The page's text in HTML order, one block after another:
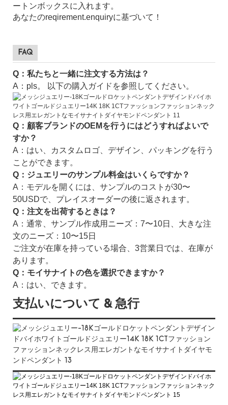
ートンボックスに入れます。
あなたのreqirement.enquiryに基づいて！
FAQ
Q：私たちと一緒に注文する方法は？
A：pls。 以下の購入ガイドを参照してください。
Q：顧客ブランドのOEMを行うにはどうすればよいで
すか？
A：はい、カスタムロゴ、デザイン、パッキングを行う
ことができます。
Q：ジュエリーのサンプル料金はいくらですか？
A：モデルを開くには、サンプルのコストが30〜
50USDで、プレイスオーダーの後に返されます。
Q：注文を出荷するときは？
A：通常、サンプル作成用ニーズ：7〜10日、大きな注
文のニーズ：10〜15日
ご注文が在庫を持っている場合、3営業日では、在庫が
あります。
Q：モイサナイトの色を選択できますか？
A：はい、できます。
支払いについて & 急行